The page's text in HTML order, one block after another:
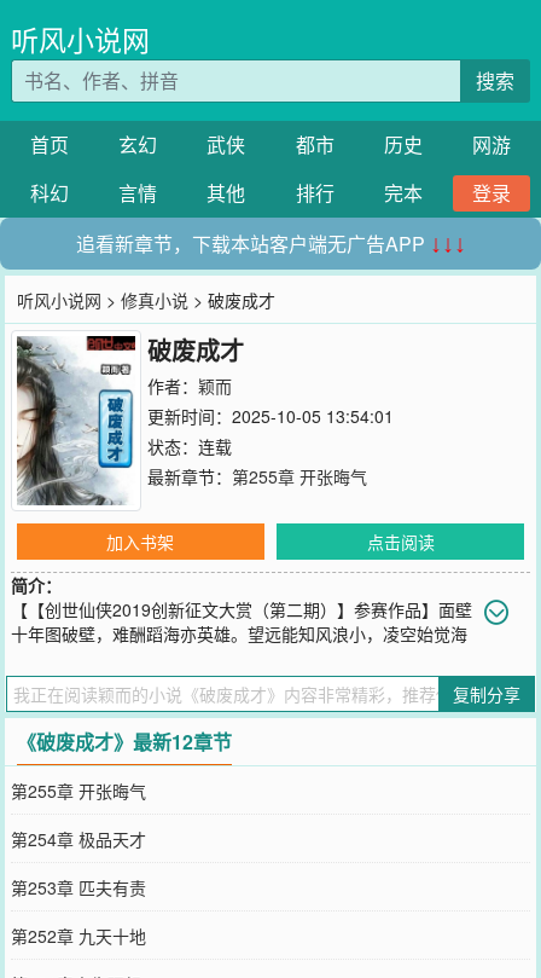
听风小说网
搜索
首页 玄幻 武侠 都市 历史
网游
科幻
言情 其他 排行 完本
登录
追看新章节，下载本站客户端无广告APP ↓↓↓
听风小说网 >修真小说 > 破废成才
破废成才
作者： 颖而
更新时间：2025-10-05 13:54:01
状态：连载
最新章节： 第255章 开张晦气
加入书架
点击阅读
简介：
【【创世仙侠2019创新征文大赏（第二期）】参赛作品】面壁
十年图破壁，难酬蹈海亦英雄。望远能知风浪小，凌空始觉海
您要是觉得《破废成才》还不错的话请不要忘记向您QQ群和微博微信
里的朋友推荐哦！
复制分享
《破废成才》最新12章节
第255章 开张晦气
第254章 极品天才
第253章 匹夫有责
第252章 九天十地